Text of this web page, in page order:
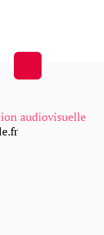
de
être la
audiovisuelle